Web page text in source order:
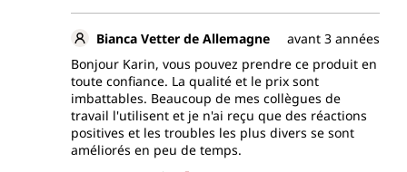
Bianca Vetter de Allemagne
avant 3 années
Bonjour Karin, vous pouvez prendre ce produit en
toute confiance. La qualité et le prix sont
imbattables. Beaucoup de mes collègues de
travail l'utilisent et je n'ai reçu que des réactions
positives et les troubles les plus divers se sont
améliorés en peu de temps.